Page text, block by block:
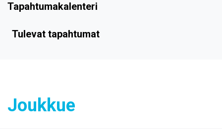
Tapahtumakalenteri
Tulevat tapahtumat
Joukkue